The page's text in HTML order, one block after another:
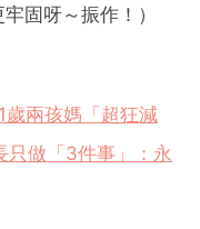
固呀～振作！）
歲兩孩媽「超狂減
做「3件事」：永